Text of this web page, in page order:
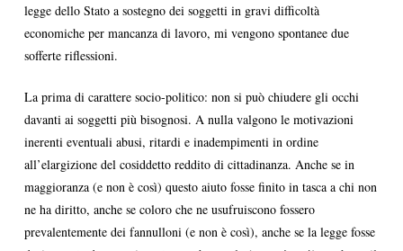
legge dello Stato a sostegno dei soggetti in gravi difficoltà
economiche per mancanza di lavoro, mi vengono spontanee due
sofferte riflessioni.
La prima di carattere socio-politico: non si può chiudere gli occhi
davanti ai soggetti più bisognosi. A nulla valgono le motivazioni
inerenti eventuali abusi, ritardi e inadempimenti in ordine
all’elargizione del cosiddetto reddito di cittadinanza. Anche se in
maggioranza (e non è così) questo aiuto fosse finito in tasca a chi non
ne ha diritto, anche se coloro che ne usufruiscono fossero
prevalentemente dei fannulloni (e non è così), anche se la legge fosse